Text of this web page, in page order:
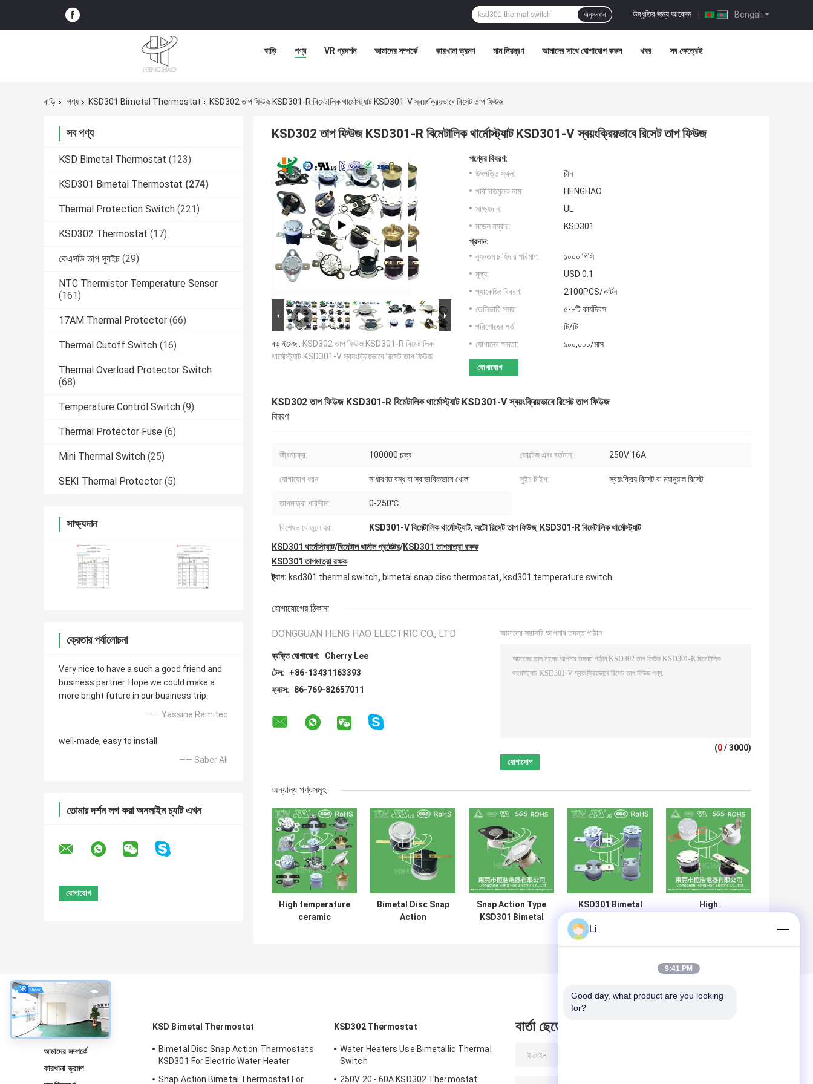
Bengali
উদ্ধৃতির জন্য আবেদন |
অনুসন্ধান
বাড়ি পণ্য VR প্রদর্শন আমাদের সম্পর্কে কারখানা ভ্রমণ মান নিয়ন্ত্রণ আমাদের সাথে যোগাযোগ করুন খবর সব ক্ষেত্রেই
বাড়ি পণ্য KSD301 Bimetal Thermostat KSD302 তাপ ফিউজ KSD301-R বিমেটালিক থার্মোস্ট্যাট KSD301-V স্বয়ংক্রিয়ভাবে রিসেট তাপ ফিউজ
সব পণ্য
KSD Bimetal Thermostat (123)
KSD301 Bimetal Thermostat (274)
Thermal Protection Switch (221)
KSD302 Thermostat (17)
কেএসডি তাপ স্যুইচ (29)
NTC Thermistor Temperature Sensor
(161)
17AM Thermal Protector (66)
Thermal Cutoff Switch (16)
Thermal Overload Protector Switch
(68)
Temperature Control Switch (9)
Thermal Protector Fuse (6)
Mini Thermal Switch (25)
SEKI Thermal Protector (5)
সাক্ষ্যদান
ক্রেতার পর্যালোচনা
Very nice to have a such a good friend and
business partner. Hope we could make a
more bright future in our business trip.
—— Yassine Ramitec
well-made, easy to install
—— Saber Ali
তোমার দর্শন লগ করা অনলাইন চ্যাট এখন
KSD302 তাপ ফিউজ KSD301-R বিমেটালিক থার্মোস্ট্যাট KSD301-V স্বয়ংক্রিয়ভাবে রিসেট তাপ ফিউজ
বড় ইমেজ : KSD302 তাপ ফিউজ KSD301-R বিমেটালিক
থার্মোস্ট্যাট KSD301-V স্বয়ংক্রিয়ভাবে রিসেট তাপ ফিউজ
পণ্যের বিবরণ:
উৎপত্তি স্থল:
চীন
পরিচিতিমুলক নাম:
HENGHAO
সাক্ষ্যদান:
UL
মডেল নম্বার:
KSD301
প্রদান:
ন্যূনতম চাহিদার পরিমাণ:
১০০০ পিসি
মূল্য:
USD 0.1
প্যাকেজিং বিবরণ:
2100PCS/কার্টন
ডেলিভারি সময়:
৫-৮টি কার্যদিবস
পরিশোধের শর্ত:
টি/টি
যোগানের ক্ষমতা:
১০০,০০০/মাস
যোগাযোগ
KSD302 তাপ ফিউজ KSD301-R বিমেটালিক থার্মোস্ট্যাট KSD301-V স্বয়ংক্রিয়ভাবে রিসেট তাপ ফিউজ
বিবরণ
জীবনচক্র: 100000 চক্র ভোল্টেজ এবং বর্তমান: 250V 16A
যোগাযোগ ধরন: সাধারণত বন্ধ বা স্বাভাবিকভাবে খোলা সুইচ টাইপ: স্বয়ংক্রিয় রিসেট বা ম্যানুয়াল রিসেট
তাপমাত্রা পরিসীমা: 0-250℃
বিশেষভাবে তুলে ধরা: KSD301-V বিমেটালিক থার্মোস্ট্যাট, অটো রিসেট তাপ ফিউজ, KSD301-R বিমেটালিক থার্মোস্ট্যাট
KSD301 থার্মোস্ট্যাট/বিমেটাল থার্মাল প্রটেক্টর/KSD301 তাপমাত্রা রক্ষক
KSD301 তাপমাত্রা রক্ষক
ট্যাগ: ksd301 thermal switch, bimetal snap disc thermostat, ksd301 temperature switch
যোগাযোগের ঠিকানা
DONGGUAN HENG HAO ELECTRIC CO., LTD
ব্যক্তি যোগাযোগ:
Cherry Lee
টেল:
+86-13431163393
ফ্যাক্স:
86-769-82657011
আমাদের সরাসরি আপনার তদন্ত পাঠান
(0/ 3000)
অন্যান্য পণ্যসমূহ
High temperature
ceramic
Bimetal Disc Snap
Action
Snap Action Type
KSD301 Bimetal
KSD301 Bimetal
thermal Switch ,
Normally Closed /
High
Available
সম্বন্ধে
আমাদের সম্পর্কে
কারখানা ভ্রমণ
KSD Bimetal Thermostat
Bimetal Disc Snap Action Thermostats
KSD301 For Electric Water Heater
Snap Action Bimetal Thermostat For
KSD302 Thermostat
Water Heaters Use Bimetallic Thermal
Switch
250V 20 - 60A KSD302 Thermostat
বার্তা ছেড়ে
Li
9:41 PM
Good day, what product are you looking
for?